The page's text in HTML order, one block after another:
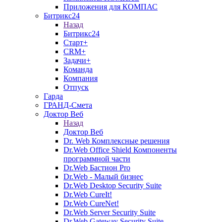
Приложения для КОМПАС
Битрикс24
Назад
Битрикс24
Старт+
CRM+
Задачи+
Команда
Компания
Отпуск
Гарда
ГРАНД-Смета
Доктор Веб
Назад
Доктор Веб
Dr. Web Комплексные решения
Dr.Web Office Shield Компоненты
программной части
Dr.Web Бастион Pro
Dr.Web - Малый бизнес
Dr.Web Desktop Security Suite
Dr.Web CureIt!
Dr.Web CureNet!
Dr.Web Server Security Suite